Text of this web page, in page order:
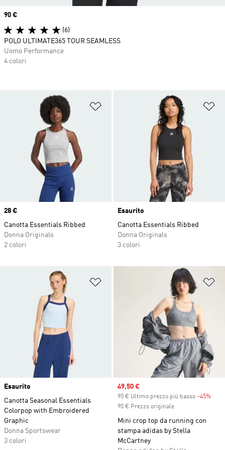
Aggiungi alla lista dei desideri
Price
28 €
Canotta Essentials Ribbed
Donna Originals
2 colori
Esaurito
Canotta Essentials Ribbed
Donna Originals
3 colori
Aggiungi alla lista dei desideri
Esaurito
Canotta Seasonal Essentials
Colorpop with Embroidered
Graphic
Donna Sportswear
3 colori
Sale price
49,50 €
90 € Ultimo prezzo più basso -45%
90 € Prezzo originale
Mini crop top da running con
stampa adidas by Stella
McCartney
Price
90 €
(6)
POLO ULTIMATE365 TOUR SEAMLESS
Uomo Performance
4 colori